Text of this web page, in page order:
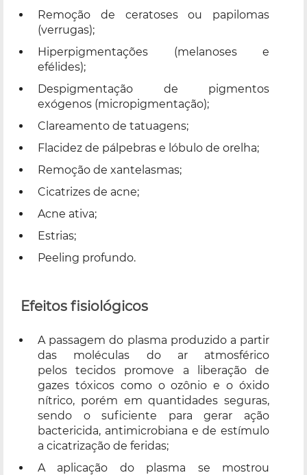
Remoção de ceratoses ou papilomas
(verrugas);
Hiperpigmentações (melanoses e
efélides);
Despigmentação de pigmentos
exógenos (micropigmentação);
Clareamento de tatuagens;
Flacidez de pálpebras e lóbulo de orelha;
Remoção de xantelasmas;
Cicatrizes de acne;
Acne ativa;
Estrias;
Peeling profundo.
Efeitos fisiológicos
A passagem do plasma produzido a partir
das moléculas do ar atmosférico
pelos tecidos promove a liberação de
gazes tóxicos como o ozônio e o óxido
nítrico, porém em quantidades seguras,
sendo o suficiente para gerar ação
bactericida, antimicrobiana e de estímulo
a cicatrização de feridas;
A aplicação do plasma se mostrou